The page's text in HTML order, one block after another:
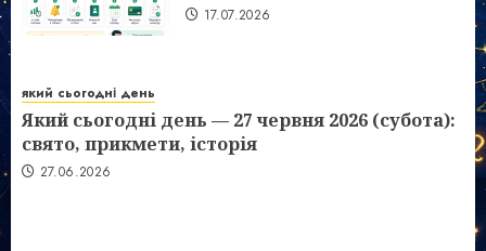
17.07.2026
який сьогодні день
Який сьогодні день — 27 червня 2026 (субота):
свято, прикмети, історія
27.06.2026